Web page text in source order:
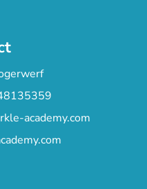
academy.com